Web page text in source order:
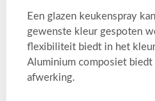
Een glazen keukenspray
gewenste kleur gespoten
flexibiliteit biedt in het
Aluminium composiet biedt
afwerking.